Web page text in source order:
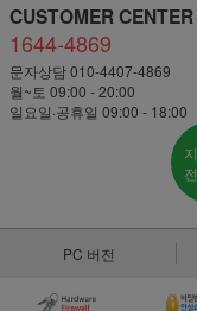
CUSTOMER CENTER
1644-4869
문자상담 010-4407-4869
월~토 09:00 - 20:00
일요일·공휴일 09:00 - 18:00
PC 버전